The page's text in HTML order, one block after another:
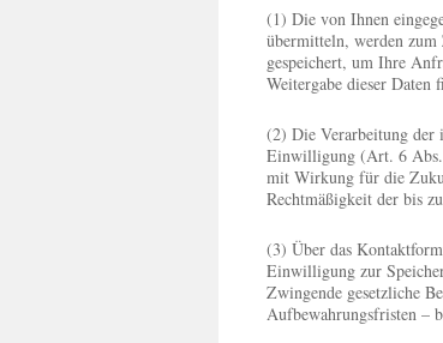
(1) Die von Ihnen
übermitteln, werden
gespeichert, um Ihre
Weitergabe dieser
(2) Die Verarbeitung der
Einwilligung (Art. 6
mit Wirkung für die
Rechtmäßigkeit der bis
(3) Über das
Einwilligung zur
Zwingende gesetzliche
Aufbewahrungsfristen –